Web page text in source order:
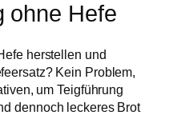
ohne Hefe
herstellen und
Kein Problem,
um Teigführung
dennoch leckeres Brot